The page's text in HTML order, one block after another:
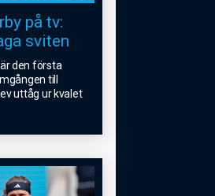
på tv:
sviten
den första
till
uttåg ur kvalet